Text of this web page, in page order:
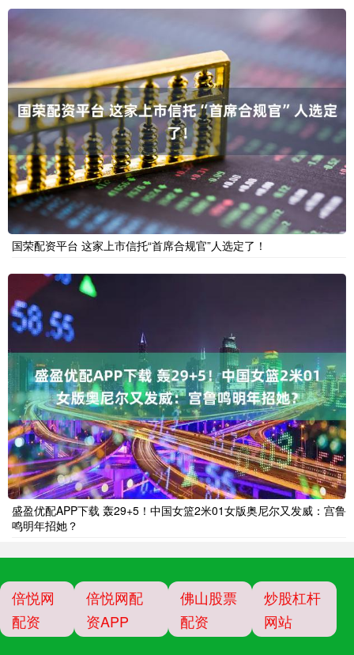
国荣配资平台 这家上市信托“首席合规官”人选定了！
盛盈优配APP下载 轰29+5！中国女篮2米01女版奥尼尔又发威：宫鲁
鸣明年招她？
倍悦网
配资
倍悦网配
资APP
佛山股票
配资
炒股杠杆
网站